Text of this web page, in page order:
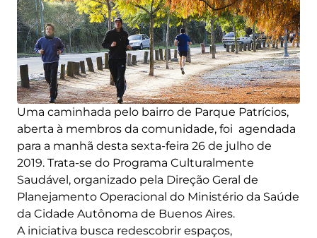
Uma caminhada pelo bairro de Parque Patrícios,
aberta à membros da comunidade, foi agendada
para a manhã desta sexta-feira 26 de julho de
2019. Trata-se do Programa Culturalmente
Saudável, organizado pela Direção Geral de
Planejamento Operacional do Ministério da Saúde
da Cidade Autônoma de Buenos Aires.
A iniciativa busca redescobrir espaços,